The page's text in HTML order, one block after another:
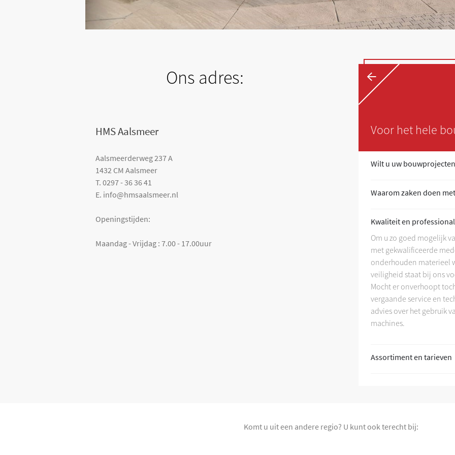
Ons adres:
HMS Aalsmeer
Aalsmeerderweg 237 A
1432 CM Aalsmeer
T. 0297 - 36 36 41
E. info@hmsaalsmeer.nl
Openingstijden:
Maandag - Vrijdag : 7.00 - 17.00uur
←
Voor het hele
+
+
+
+
Wilt u uw bouwprojecten snel en correctuitvoeren?
Waarom zaken doen met HMS?
Kwaliteit en professionaliteit
Assortiment en tarieven
Wilt u uw
Waarom zaken doen
Kwaliteit en
Om u zo goed mogelijk
met gekwalificeerde
onderhouden materieel
veiligheid staat bij ons
Mocht er onverhoopt
vergaande service en
advies over het gebruik
machines.
Assortiment en tarieven
Komt u uit een andere regio? U kunt ook terecht bij: